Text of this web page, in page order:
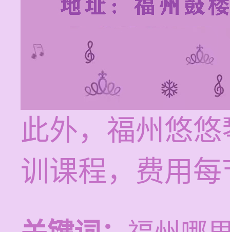
此外，福州悠
训课程，费用